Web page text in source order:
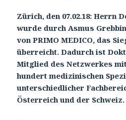
Zürich, den 07.02.18: Herrn
wurde durch Asmus
von PRIMO MEDICO, das
überreicht. Dadurch ist
Mitglied des Netzwerkes
hundert medizinischen
unterschiedlicher
Österreich und der Schweiz.